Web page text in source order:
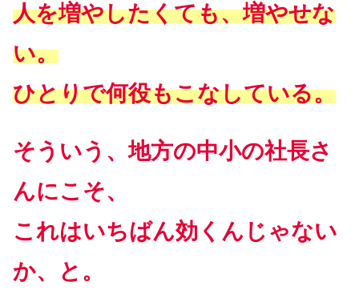
人を増やしたくても、増やせな
い。
ひとりで何役もこなしている。
そういう、地方の中小の社長さ
んにこそ、
これはいちばん効くんじゃない
か、と。